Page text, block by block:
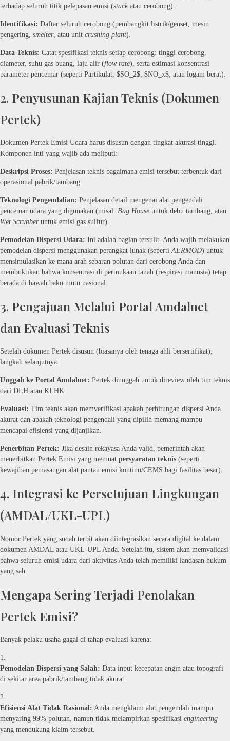
terhadap seluruh titik pelepasan emisi (stackatau cerobong).
Identifikasi: Daftar seluruh cerobong (pembangkit listrik/genset, mesin
pengering, smelter, atau unit crushing plant).
Data Teknis: Catat spesifikasi teknis setiap cerobong: tinggi cerobong,
diameter, suhu gas buang, laju alir (flow rate), serta estimasi konsentrasi
parameter pencemar (seperti Partikulat, $SO_2$, $NO_x$, atau logam berat).
2. Penyusunan Kajian Teknis (Dokumen
Pertek)
Dokumen Pertek Emisi Udara harus disusun dengan tingkat akurasi tinggi.
Komponen inti yang wajib ada meliputi:
Deskripsi Proses: Penjelasan teknis bagaimana emisi tersebut terbentuk dari
operasional pabrik/tambang.
Teknologi Pengendalian: Penjelasan detail mengenai alat pengendali
pencemar udara yang digunakan (misal: Bag House untuk debu tambang, atau
Wet Scrubberuntuk emisi gas sulfur).
Pemodelan Dispersi Udara: Ini adalah bagian tersulit. Anda wajib melakukan
pemodelan dispersi menggunakan perangkat lunak (sepertiAERMOD) untuk
mensimulasikan ke mana arah sebaran polutan dari cerobong Anda dan
membuktikan bahwa konsentrasi di permukaan tanah (respirasi manusia) tetap
berada di bawah baku mutu nasional.
3. Pengajuan Melalui Portal Amdalnet
dan Evaluasi Teknis
Setelah dokumen Pertek disusun (biasanya oleh tenaga ahli bersertifikat),
langkah selanjutnya:
Unggah ke Portal Amdalnet: Pertek diunggah untuk direview oleh tim teknis
dari DLH atau KLHK.
Evaluasi: Tim teknis akan memverifikasi apakah perhitungan dispersi Anda
akurat dan apakah teknologi pengendali yang dipilih memang mampu
mencapai efisiensi yang dijanjikan.
Penerbitan Pertek: Jika desain rekayasa Anda valid, pemerintah akan
menerbitkan Pertek Emisi yang memuat persyaratan teknis (seperti
kewajiban pemasangan alat pantau emisi kontinu/CEMS bagi fasilitas besar).
4. Integrasi ke Persetujuan Lingkungan
(AMDAL/UKL-UPL)
Nomor Pertek yang sudah terbit akan diintegrasikan secara digital ke dalam
dokumen AMDAL atau UKL-UPL Anda. Setelah itu, sistem akan memvalidasi
bahwa seluruh emisi udara dari aktivitas Anda telah memiliki landasan hukum
yang sah.
Mengapa Sering Terjadi Penolakan
Pertek Emisi?
Banyak pelaku usaha gagal di tahap evaluasi karena:
Pemodelan Dispersi yang Salah: Data input kecepatan angin atau topografi
di sekitar area pabrik/tambang tidak akurat.
Efisiensi Alat Tidak Rasional: Anda mengklaim alat pengendali mampu
menyaring 99% polutan, namun tidak melampirkan spesifikasi engineering
yang mendukung klaim tersebut.